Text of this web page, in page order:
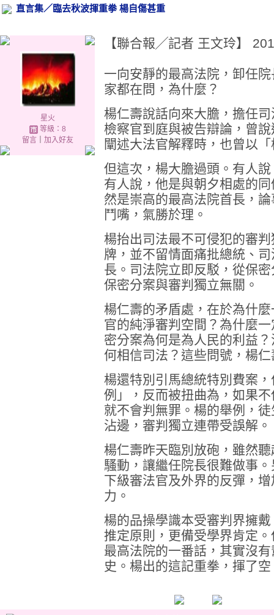
直言集／臨去秋波揮重拳 楊自傷甚重
星火
等級：8
留言｜ 加入好友
【聯合報╱記者 王文玲】
一向安靜的最高法院，卸任
家都在問，為什麼？
楊仁壽說話向來大膽，擔任
檢察官到庭與被告辯論，曾
闡述大法官解釋時，也曾以
但這次，楊大膽過頭。有人
有人說，他是與朝夕相處的
然是崇高的最高法院首長，
鬥嘴，氣勝於理。
楊抬出司法最不可侵犯的審
牌，並不留情面痛批總統、
長。司法院立即反駁，從保
保密分案與審判獨立無關。
楊仁壽的矛盾處，在於為什
官的純淨審判空間？為什麼
密分案為何是為人民的利益
何相信司法？這些問號，楊
楊還特別引馬總統特別費案
例」，反而被扭曲為，如果
就不會判無罪。楊的舉例，
沾邊，審判獨立連帶受誤解。
楊仁壽昨天臨別放砲，雖然
騷動，讓繼任院長很難做事
下級審法官及外界的反彈，
力。
楊的品操學識本受審判界擁
推定原則，更備受學界肯定
最高法院的一番話，其實沒
史。楊出的這記重拳，揮了